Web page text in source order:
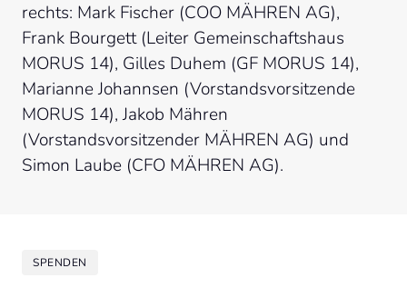
rechts: Mark Fischer (COO MÄHREN AG),
Frank Bourgett (Leiter Gemeinschaftshaus
MORUS 14), Gilles Duhem (GF MORUS 14),
Marianne Johannsen (Vorstandsvorsitzende
MORUS 14), Jakob Mähren
(Vorstandsvorsitzender MÄHREN AG) und
Simon Laube (CFO MÄHREN AG).
SPENDEN